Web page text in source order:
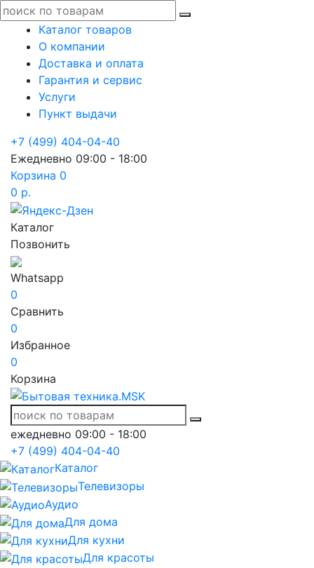
Каталог товаров
О компании
Доставка и оплата
Гарантия и сервис
Услуги
Пункт выдачи
+7 (499) 404-04-40
Ежедневно 09:00 - 18:00
Корзина 0
0 р.
Каталог
Позвонить
Whatsapp
0
Сравнить
0
Избранное
0
Корзина
ежедневно 09:00 - 18:00
+7 (499) 404-04-40
Каталог
Телевизоры
Аудио
Для дома
Для кухни
Для красоты